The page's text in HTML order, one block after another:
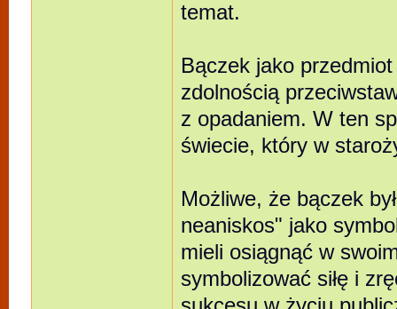
temat.
Bączek jako
zdolnością
z opadaniem. W ten
świecie, który w
Możliwe, że bączek
neaniskos" jako
mieli osiągnąć w
symbolizować siłę i